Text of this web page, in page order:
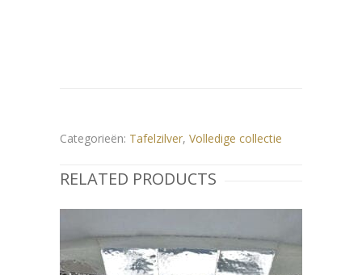
Categorieën: Tafelzilver, Volledige collectie
RELATED PRODUCTS